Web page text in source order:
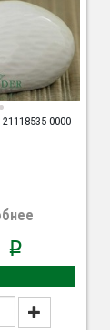
0000
p